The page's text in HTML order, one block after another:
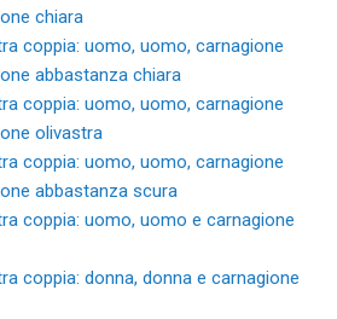
chiara
tra coppia: uomo, uomo, carnagione
abbastanza chiara
tra coppia: uomo, uomo, carnagione
olivastra
tra coppia: uomo, uomo, carnagione
abbastanza scura
tra coppia: uomo, uomo e carnagione
tra coppia: donna, donna e carnagione